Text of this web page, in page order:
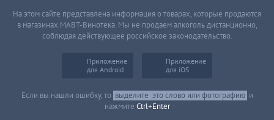
На этом сайте представлена информация о товарах, которые продаются
в магазинах МАВТ-Винотека. Мы не продаем алкоголь дистанционно,
соблюдая действующее российское законодательство.
Приложение
для Android
Приложение
для iOS
Если вы нашли ошибку, то выделите это слово или фотографию и
нажмите Ctrl+Enter